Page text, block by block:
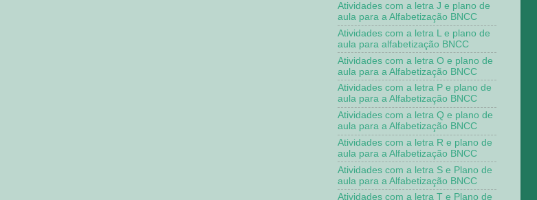
Atividades com a letra J e plano de
aula para a Alfabetização BNCC
Atividades com a letra L e plano de
aula para alfabetização BNCC
Atividades com a letra O e plano de
aula para a Alfabetização BNCC
Atividades com a letra P e plano de
aula para a Alfabetização BNCC
Atividades com a letra Q e plano de
aula para a Alfabetização BNCC
Atividades com a letra R e plano de
aula para a Alfabetização BNCC
Atividades com a letra S e Plano de
aula para a Alfabetização BNCC
Atividades com a letra T e Plano de